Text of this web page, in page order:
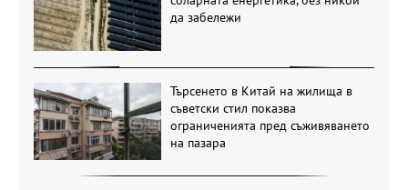
да забележи
Търсенето в Китай на жилища в
съветски стил показва
ограниченията пред съживяването
на пазара